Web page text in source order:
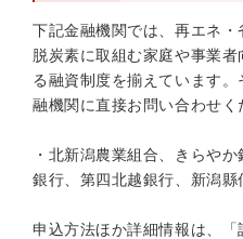
下記金融機関では、再エネ
脱炭素に取組む家庭や事業
る融資制度を揃えています
融機関に直接お問い合わせく
・北新潟農業組合、きらや
銀行、第四北越銀行、新潟縣
申込方法ほか詳細情報は、